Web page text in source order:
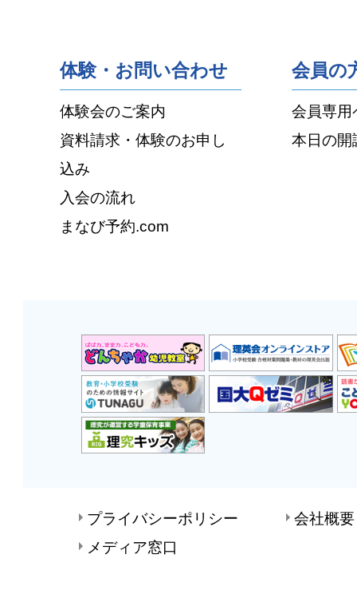
体験・お問い合わせ
体験会のご案内
資料請求・体験のお申し
込み
入会の流れ
まなび予約.com
会員の
会員専用
本日の開
プライバシーポリシー
会社概要
メディア窓口